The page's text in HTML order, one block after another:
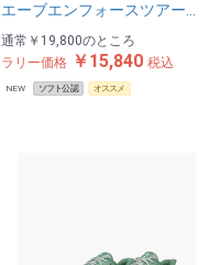
エーブエンフォースツアー…
通常 ￥19,800のところ
ラリー価格 ￥15,840税込
NEW ソフト公認 オススメ